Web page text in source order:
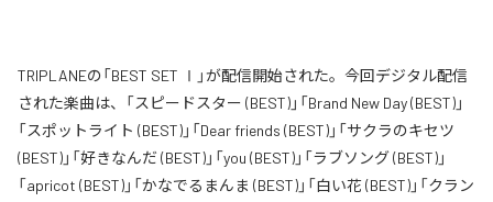
TRIPLANEの「BEST SET Ⅰ」が配信開始された。今回デジタル配信
された楽曲は、「スピードスター (BEST)」「Brand New Day (BEST)」
「スポットライト (BEST)」「Dear friends (BEST)」「サクラのキセツ
(BEST)」「好きなんだ (BEST)」「you (BEST)」「ラブソング (BEST)」
「apricot (BEST)」「かなでるまんま (BEST)」「白い花 (BEST)」「クラン